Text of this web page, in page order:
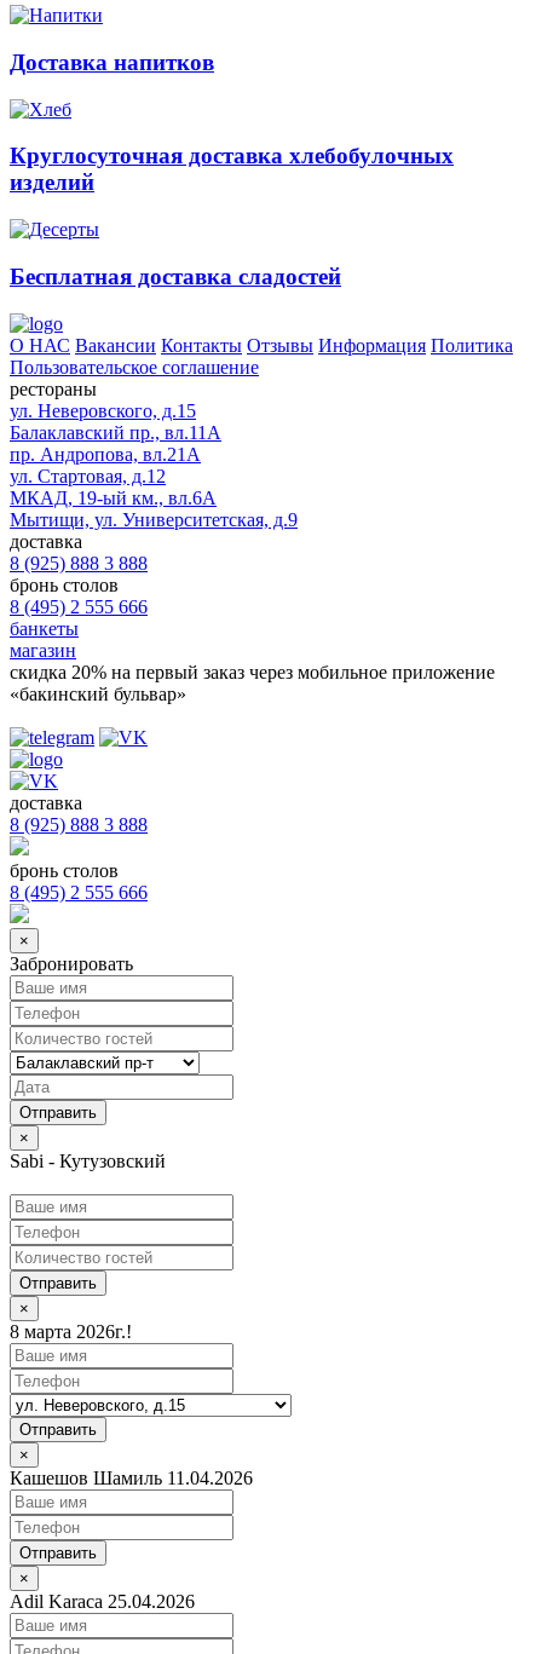
Доставка напитков
Круглосуточная доставка хлебобулочных
изделий
Бесплатная доставка сладостей
О НАС Вакансии Контакты Отзывы Информация Политика
Пользовательское соглашение
рестораны
ул. Неверовского, д.15
Балаклавский пр., вл.11А
пр. Андропова, вл.21А
ул. Стартовая, д.12
МКАД, 19-ый км., вл.6А
Мытищи, ул. Университетская, д.9
доставка
8 (925) 888 3 888
бронь столов
8 (495) 2 555 666
банкеты
магазин
скидка 20% на первый заказ через мобильное приложение
«бакинский бульвар»
доставка
8 (925) 888 3 888
бронь столов
8 (495) 2 555 666
×
Забронировать
×
Sabi - Кутузовский
Отправить
×
8 марта 2026г.!
Отправить
×
Кашешов Шамиль 11.04.2026
Отправить
×
Adil Karaca 25.04.2026